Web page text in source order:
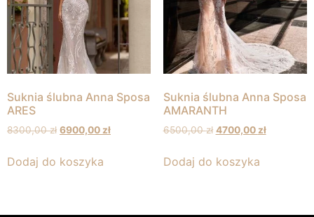
Suknia ślubna Anna Sposa
ARES
8300,00zł 6900,00zł
Dodaj do koszyka
Suknia ślubna Anna Sposa
AMARANTH
6500,00zł 4700,00zł
Dodaj do koszyka